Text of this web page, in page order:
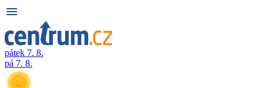
pátek 7. 8.
pá 7. 8.